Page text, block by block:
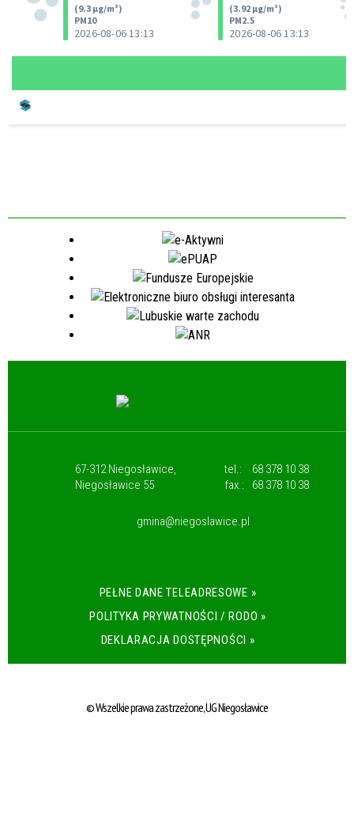
67-312 Niegosławice,
Niegosławice 55
tel.:
68 378 10 38
fax.:
68 378 10 38
gmina@niegoslawice.pl
PEŁNE DANE TELEADRESOWE »
POLITYKA PRYWATNOŚCI / RODO »
DEKLARACJA DOSTĘPNOŚCI »
© Wszelkie prawa zastrzeżone, UG Niegosławice